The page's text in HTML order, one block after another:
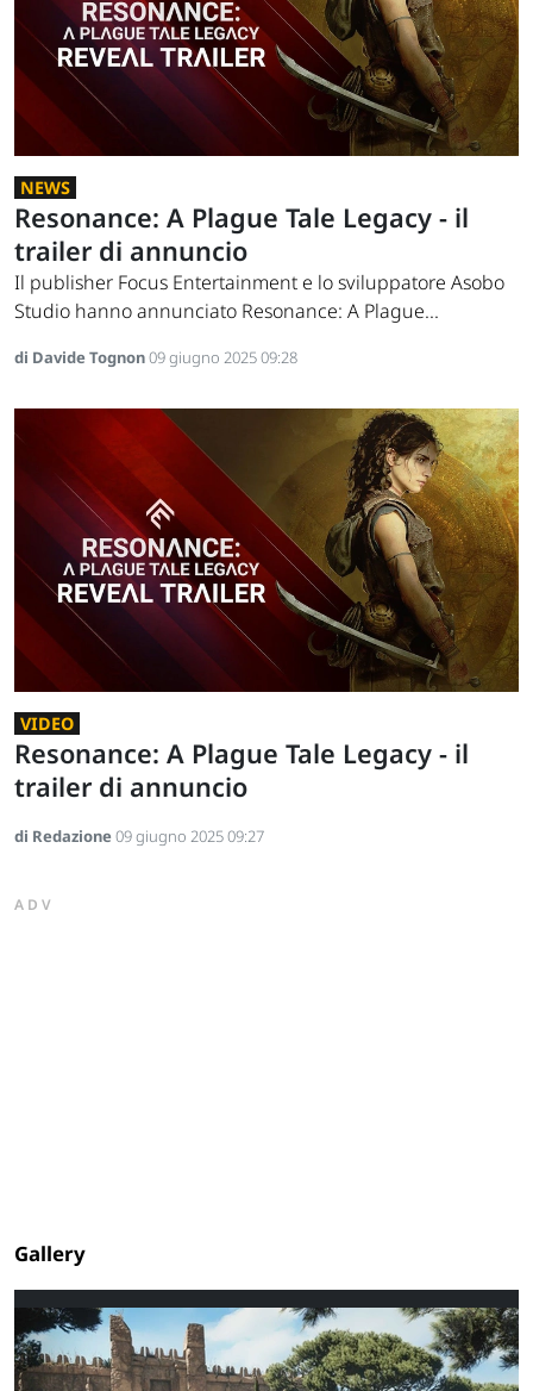
NEWS
Resonance: A Plague Tale Legacy - il
trailer di annuncio
Il publisher Focus Entertainment e lo sviluppatore Asobo
Studio hanno annunciato Resonance: A Plague...
di Davide Tognon09 giugno 2025 09:28
VIDEO
Resonance: A Plague Tale Legacy - il
trailer di annuncio
di Redazione09 giugno 2025 09:27
ADV
Gallery